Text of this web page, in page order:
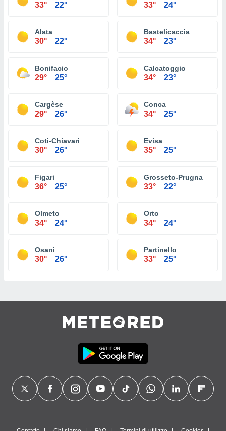
33° 22° 33° 24°
Alata
30° 22°
Bastelicaccia
34° 23°
Bonifacio
29° 25°
Calcatoggio
34° 23°
Cargèse
29° 26°
Conca
34° 25°
Coti-Chiavari
30° 26°
Evisa
35° 25°
Figari
36° 25°
Grosseto-Prugna
33° 22°
Olmeto
34° 24°
Orto
34° 24°
Osani
30° 26°
Partinello
33° 25°